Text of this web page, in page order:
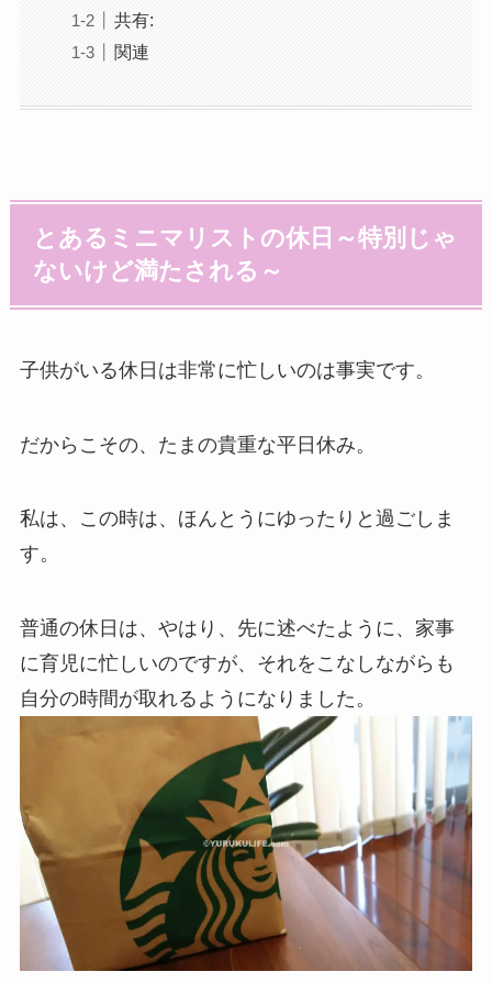
共有:
関連
とあるミニマリストの休日～特別じゃ
ないけど満たされる～
子供がいる休日は非常に忙しいのは事実です。
だからこその、たまの貴重な平日休み。
私は、この時は、ほんとうにゆったりと過ごしま
す。
普通の休日は、やはり、先に述べたように、家事
に育児に忙しいのですが、それをこなしながらも
自分の時間が取れるようになりました。